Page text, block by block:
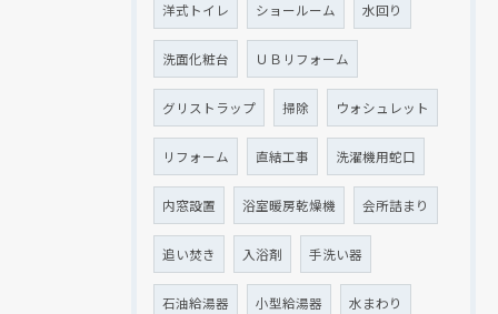
洋式トイレ ショールーム 水回り
洗面化粧台 ＵＢリフォーム
グリストラップ 掃除 ウォシュレット
リフォーム 直結工事 洗濯機用蛇口
内窓設置 浴室暖房乾燥機 会所詰まり
追い焚き 入浴剤 手洗い器
石油給湯器 小型給湯器 水まわり